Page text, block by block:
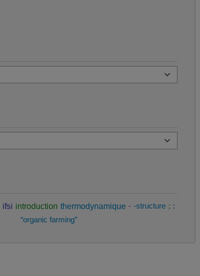
ifsi introduction thermodynamique - -structure ; :
“organic farming”